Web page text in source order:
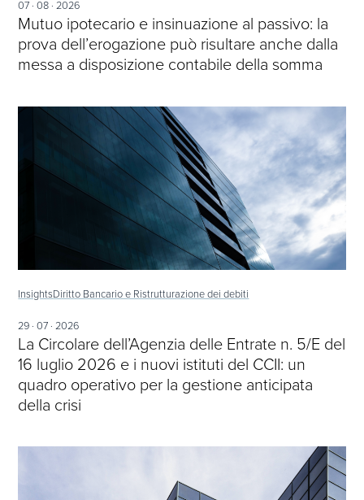
07 · 08 · 2026
Mutuo ipotecario e insinuazione al passivo: la
prova dell’erogazione può risultare anche dalla
messa a disposizione contabile della somma
InsightsDiritto Bancario e Ristrutturazione dei debiti
29 · 07 · 2026
La Circolare dell’Agenzia delle Entrate n. 5/E del
16 luglio 2026 e i nuovi istituti del CCII: un
quadro operativo per la gestione anticipata
della crisi